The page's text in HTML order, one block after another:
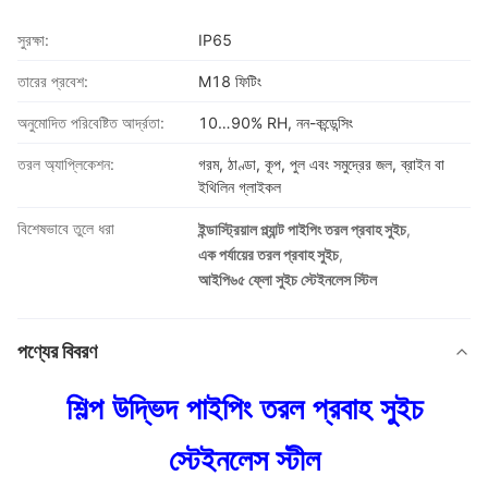
সুরক্ষা: IP65
তারের প্রবেশ: M18 ফিটিং
অনুমোদিত পরিবেষ্টিত আর্দ্রতা: 10…90% RH, নন-কন্ডেন্সিং
তরল অ্যাপ্লিকেশন:
গরম, ঠাণ্ডা, কূপ, পুল এবং সমুদ্রের জল, ব্রাইন বা
ইথিলিন গ্লাইকল
বিশেষভাবে তুলে ধরা ইন্ডাস্ট্রিয়াল প্ল্যান্ট পাইপিং তরল প্রবাহ সুইচ,
এক পর্যায়ের তরল প্রবাহ সুইচ,
আইপি৬৫ ফ্লো সুইচ স্টেইনলেস স্টিল
পণ্যের বিবরণ
শিল্প উদ্ভিদ পাইপিং তরল প্রবাহ সুইচ
স্টেইনলেস স্টীল